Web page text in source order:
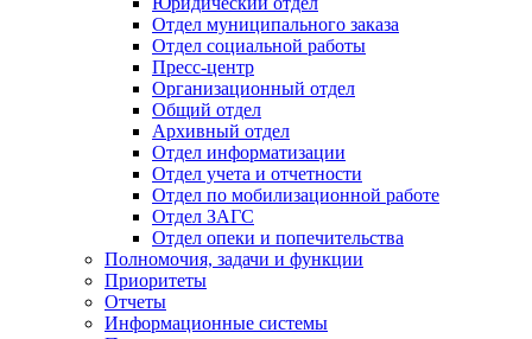
Отдел муниципального заказа
Отдел социальной работы
Пресс-центр
Организационный отдел
Общий отдел
Архивный отдел
Отдел информатизации
Отдел учета и отчетности
Отдел по мобилизационной работе
Отдел ЗАГС
Отдел опеки и попечительства
Полномочия, задачи и функции
Приоритеты
Отчеты
Информационные системы